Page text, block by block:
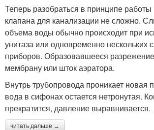
Теперь разобраться в принципе работы
клапана для канализации не сложно.
объема воды обычно происходит при
унитаза или одновременно нескольких
приборов. Образовавшееся
мембрану или шток аэратора.
Внутрь трубопровода проникает новая
вода в сифонах остается нетронутая.
прекратится, давление выравнивается.
читать дальше →